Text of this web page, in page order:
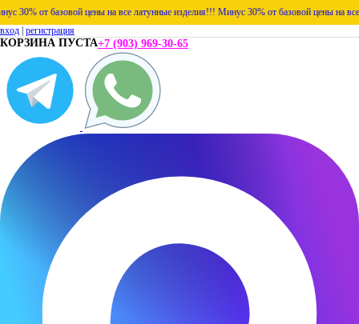
от базовой цены на все латунные изделия!!! Минус 30% от базовой цены на все
вход регистрация
КОРЗИНА ПУСТА+7 (903) 969-30-65